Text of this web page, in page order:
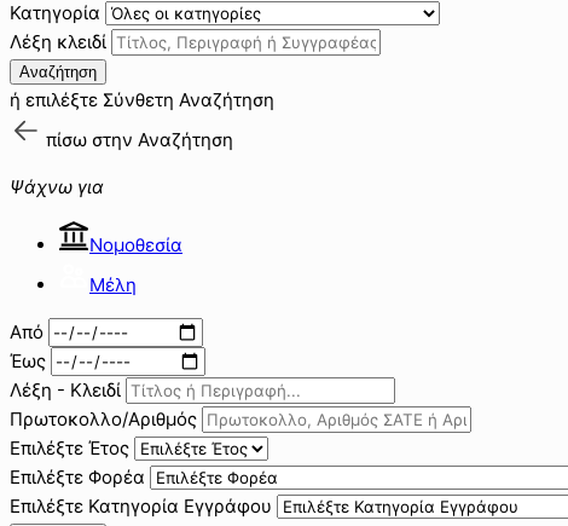
Κατηγορία
Λέξη κλειδί
Αναζήτηση
ή επιλέξτε Σύνθετη Αναζήτηση
πίσω στην Αναζήτηση
Ψάχνω για
Νομοθεσία
Μέλη
Από
Έως
Λέξη - Κλειδί
Πρωτοκολλο/Αριθμός
Επιλέξτε Έτος
Επιλέξτε Φορέα
Επιλέξτε Κατηγορία Εγγράφου